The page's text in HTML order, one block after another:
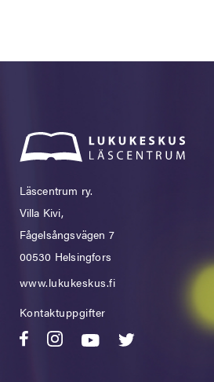
Läscentrum ry.
Villa Kivi,
Fågelsångsvägen 7
00530 Helsingfors
www.lukukeskus.fi
Kontaktuppgifter